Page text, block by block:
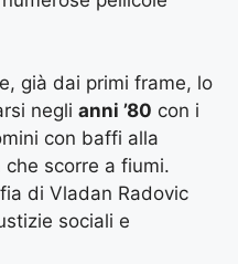
già dai primi frame, lo
negli anni ’80 con i
con baffi alla
scorre a fiumi.
di Vladan Radovic
sociali e